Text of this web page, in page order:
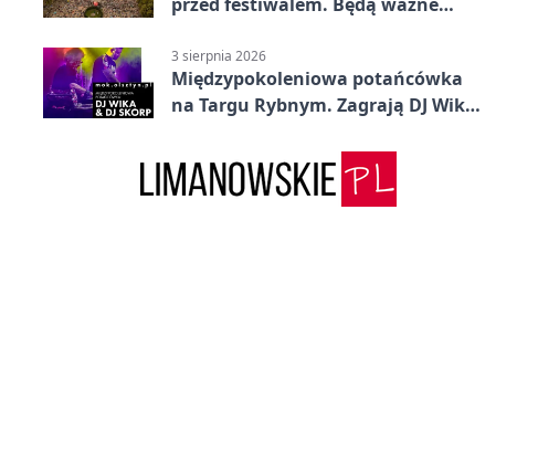
3 sierpnia 2026
Międzypokoleniowa potańcówka
na Targu Rybnym. Zagrają DJ Wika